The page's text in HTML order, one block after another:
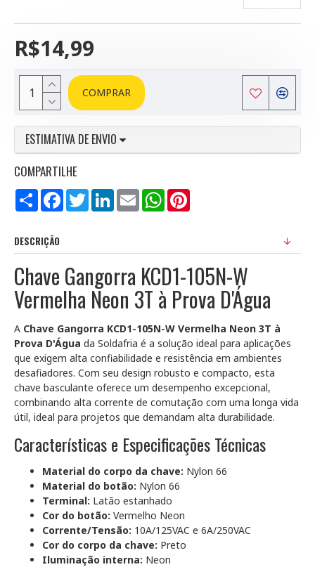
R$14,99
COMPRAR
ESTIMATIVA DE ENVIO
COMPARTILHE
Compartilhar
FacebookTwitterLinkedInEmail WhatsApp
DESCRIÇÃO
Chave Gangorra KCD1-105N-W
Vermelha Neon 3T à Prova D'Água
A Chave Gangorra KCD1-105N-W Vermelha Neon 3T à
Prova D'Água da Soldafria é a solução ideal para aplicações
que exigem alta confiabilidade e resistência em ambientes
desafiadores. Com seu design robusto e compacto, esta
chave basculante oferece um desempenho excepcional,
combinando alta corrente de comutação com uma longa vida
útil, ideal para projetos que demandam alta durabilidade.
Características e Especificações Técnicas
Material do corpo da chave: Nylon 66
Material do botão: Nylon 66
Terminal: Latão estanhado
Cor do botão: Vermelho Neon
Corrente/Tensão: 10A/125VAC e 6A/250VAC
Cor do corpo da chave: Preto
Iluminação interna: Neon